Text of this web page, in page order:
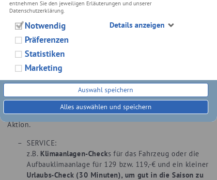
entnehmen Sie den jeweiligen Erläuterungen und unserer
Datenschutzerklärung.
Notwendig
Präferenzen
Statistiken
Marketing
Details anzeigen
Auswahl speichern
Alles auswählen und speichern
21.03.2023
Vom 11. - 15.04.2023 erwarten unsere Kunden bei Südsee-
Caravans tolle Rabatte, besondere Angebote und weitere
Highlights!
Während der Aktionswoche direkt nach Ostern bieten wir
Ihnen in unserem Caravanhandel mit Werkstatt, Waschanlage
und Camping Outdoor Shop grandiose Aktionen im Bereich
Service, Fahrzeuge, in unserem Shop und bei der Teile-
Aktion.
SERVICE:
z.B. Klimaanlagen-Checks für das Fahrzeug oder die
Aufbauklimaanlage für 129 bzw. 119,-€ und ein kleiner
Urlaubs-Check (30 Minuten), um gut in die Saison zu